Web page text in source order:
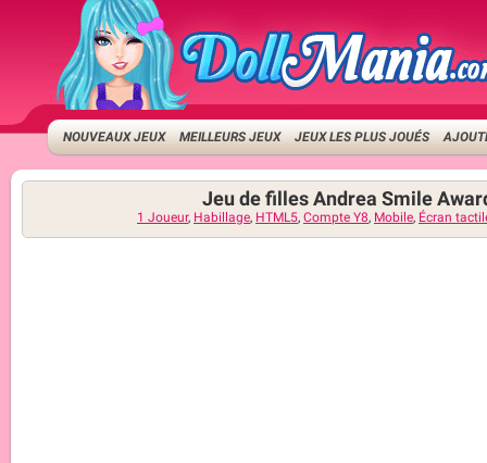
NOUVEAUX JEUX MEILLEURS JEUX JEUX LES PLUS JOUÉS
Jeu de filles Andrea Smile
1 Joueur, Habillage, HTML5, Compte Y8, Mobile, Écran